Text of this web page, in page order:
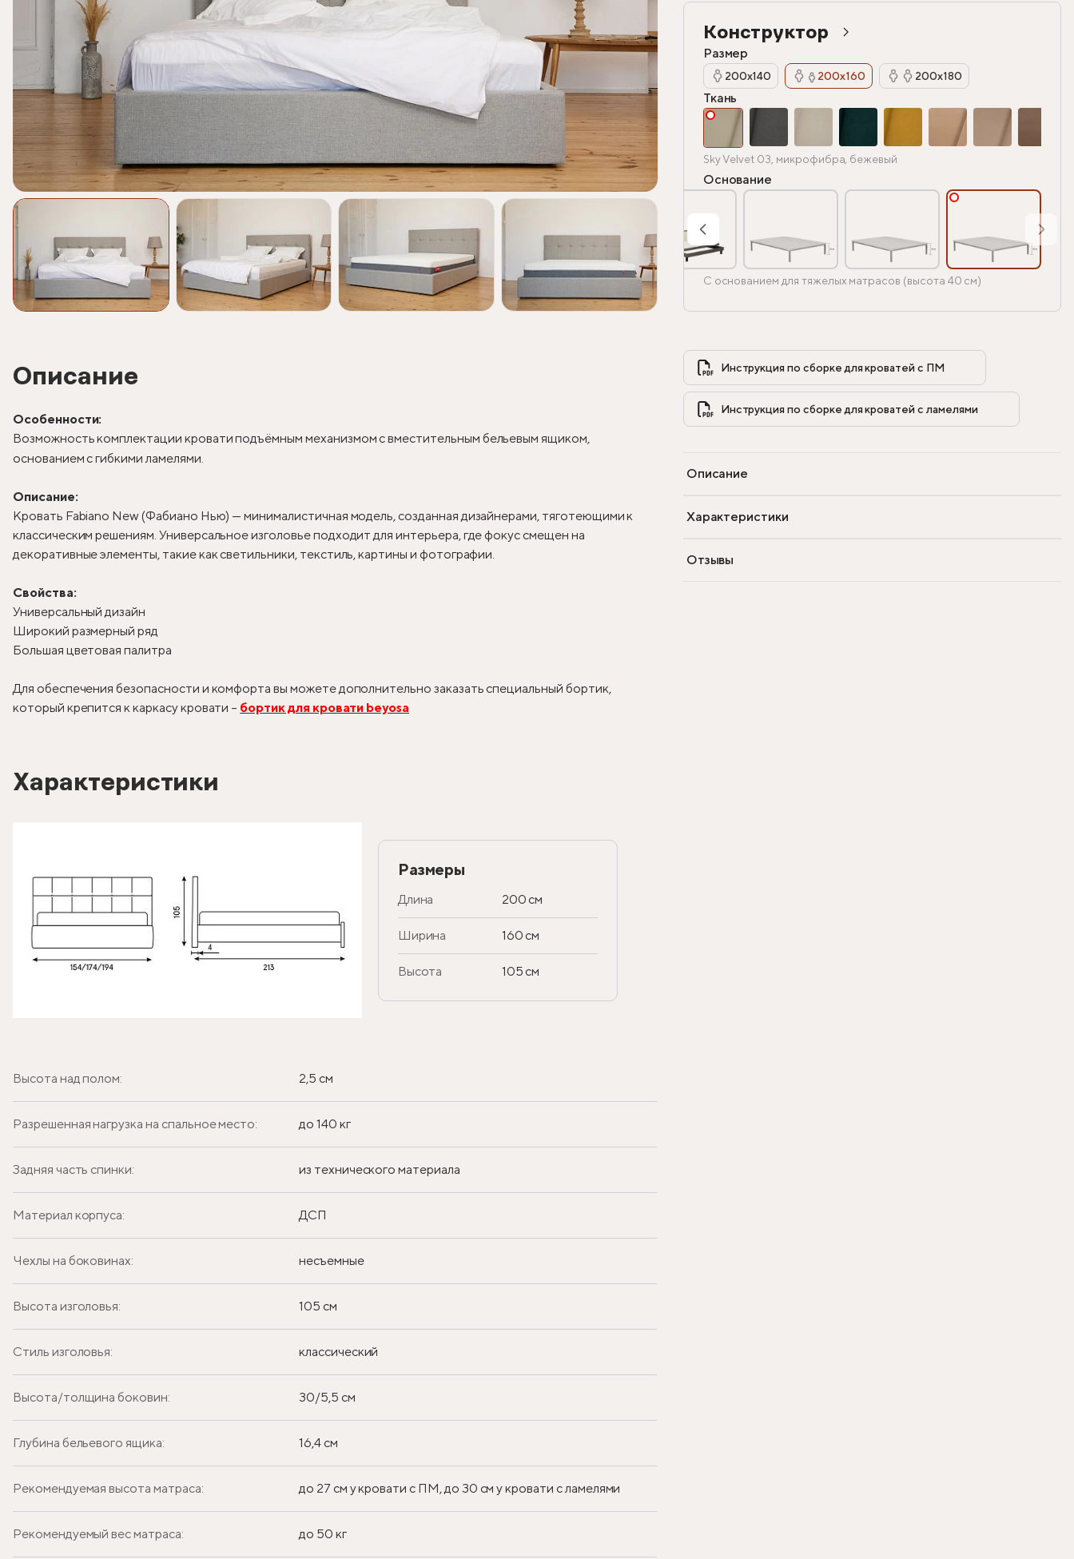
Описание
Особенности:
Возможность комплектации кровати подъёмным механизмом с вместительным бельевым ящиком,
основанием с гибкими ламелями.
Описание:
Кровать Fabiano New (Фабиано Нью) — минималистичная модель, созданная дизайнерами, тяготеющими к
классическим решениям. Универсальное изголовье подходит для интерьера, где фокус смещен на
декоративные элементы, такие как светильники, текстиль, картины и фотографии.
Свойства:
Универсальный дизайн
Широкий размерный ряд
Большая цветовая палитра
Для обеспечения безопасности и комфорта вы можете дополнительно заказать специальный бортик,
который крепится к каркасу кровати – бортик для кровати beyosa
Характеристики
Размеры
Длина 200 см
Ширина 160 см
Высота 105 см
Высота над полом: 2,5 см
Разрешенная нагрузка на спальное место: до 140 кг
Задняя часть спинки: из технического материала
Материал корпуса: ДСП
Чехлы на боковинах: несъемные
Высота изголовья: 105 см
Стиль изголовья: классический
Высота/толщина боковин: 30/5,5 см
Глубина бельевого ящика: 16,4 см
Рекомендуемая высота матраса: до 27 см у кровати с ПМ, до 30 см у кровати с ламелями
Рекомендуемый вес матраса: до 50 кг
Конструктор
Размер
200х140 200х160 200х180
Ткань
Sky Velvet 03, микрофибра, бежевый
Основание
С основанием для тяжелых матрасов (высота 40 см)
Инструкция по сборке для кроватей с ПМ
Инструкция по сборке для кроватей с ламелями
Описание
Характеристики
Отзывы